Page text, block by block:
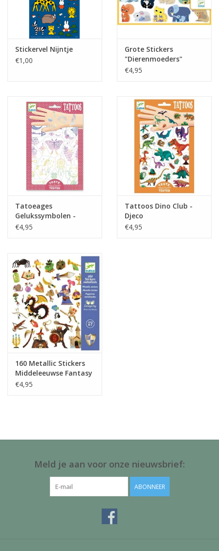
Stickervel Nijntje
€1,00
Grote Stickers
"Dierenmoeders"
+18mnd - Djeco
€4,95
Tatoeages
Gelukssymbolen -
Djeco
€4,95
Tattoos Dino Club -
Djeco
€4,95
160 Metallic Stickers
Middeleeuwse Fantasy
- Djeco
€4,95
Meld je aan voor onze nieuwsbrief:
ABONNEER